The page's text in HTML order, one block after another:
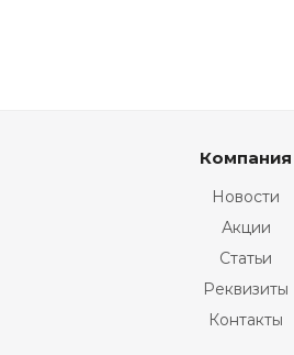
Компания
Новости
Акции
Статьи
Реквизиты
Контакты